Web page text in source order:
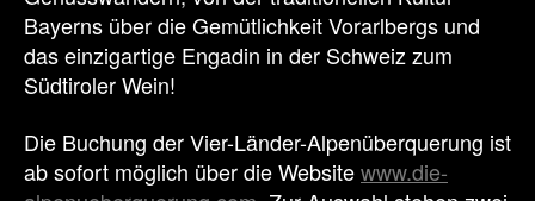
Bayerns über die Gemütlichkeit Vorarlbergs und
das einzigartige Engadin in der Schweiz zum
Südtiroler Wein!
Die Buchung der Vier-Länder-Alpenüberquerung ist
ab sofort möglich über die Websitewww.die-